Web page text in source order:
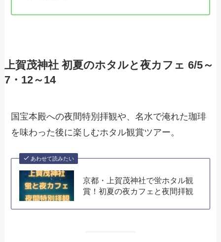
上賀茂神社 初夏のホタルと夜カフェ 6/5～
7・12～14
国宝本殿への夜間特別拝観や、名水で淹れた珈琲
を味わった後に楽しむホタル観賞ツアー。
あわせて読みたい
京都・上賀茂神社で蛍ホタル観
賞！初夏の夜カフェと夜間拝観